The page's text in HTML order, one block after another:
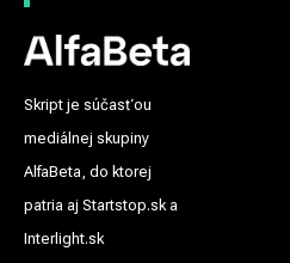
Skript je súčasťou
mediálnej skupiny
AlfaBeta, do ktorej
patria aj Startstop.sk a
Interlight.sk